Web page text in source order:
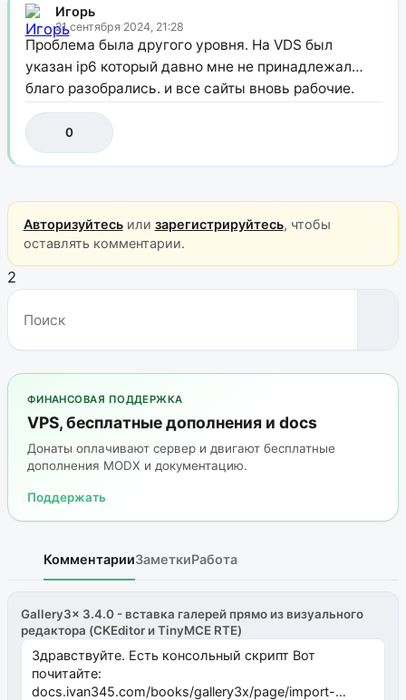
Игорь
21 сентября 2024, 21:28
Проблема была другого уровня. На VDS был
указан ip6 который давно мне не принадлежал…
благо разобрались. и все сайты вновь рабочие.
0
Авторизуйтесьили зарегистрируйтесь, чтобы
оставлять комментарии.
2
ФИНАНСОВАЯ ПОДДЕРЖКА
VPS, бесплатные дополнения и docs
Донаты оплачивают сервер и двигают бесплатные
дополнения MODX и документацию.
Поддержать
КомментарииЗаметкиРабота
Gallery3x 3.4.0 - вставка галерей прямо из визуального
редактора (CKEditor и TinyMCE RTE)
Здравствуйте. Есть консольный скрипт Вот
почитайте:
docs.ivan345.com/books/gallery3x/page/import-